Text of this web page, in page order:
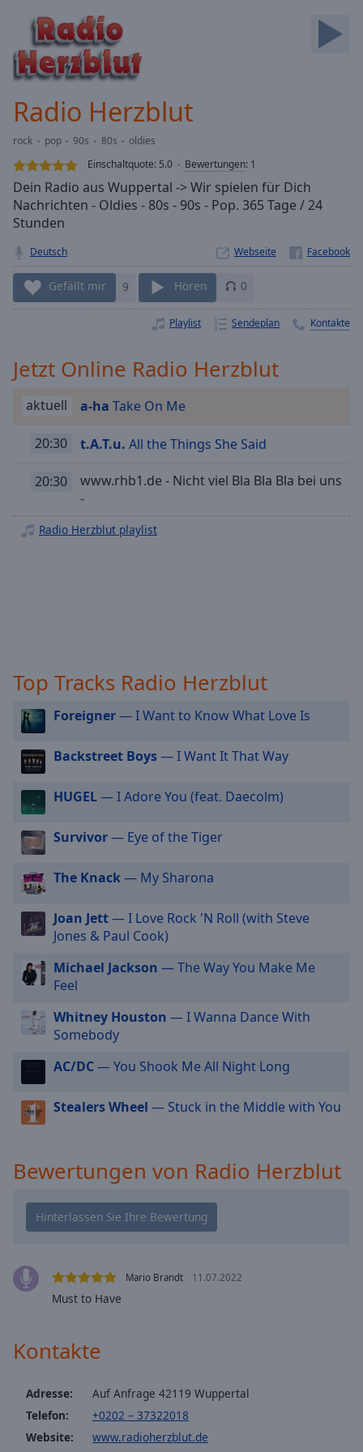
Skip
Forward
Mute
Current
Loaded :
0.00%
Stream
TypeLIVE
Seek to
currently
behind
liveLIVE
Remaining
Time-
Playback
Chapters
Descriptions
descriptions
off,
settings
dialog
subtitles
off
selected
Picture-
in-
Picture
Fullscreen
This
window.
dialog
Escape
cancel
and
window.
Color
Opacity
Background
Color
Opacity
Radio Herzblut
rock pop 90s 80s
oldies
Einschaltquote: 5.0 Bewertungen: 1
Dein Radio aus Wuppertal -> Wir spielen für Dich
Nachrichten - Oldies - 80s - 90s - Pop. 365 Tage / 24
Stunden
Deutsch Webseite
Gefällt mir 9 Hören 0
Playlist Sendeplan Kontakte
Jetzt Online Radio Herzblut
aktuell a-ha Take On Me
20:30 t.A.T.u. All the Things She Said
20:30
www.rhb1.de - Nicht viel Bla Bla Bla bei uns
-
Radio Herzblut playlist
Top Tracks Radio Herzblut
Foreigner— I Want to Know What Love Is
Backstreet Boys— I Want It That Way
HUGEL— I Adore You (feat. Daecolm)
Survivor— Eye of the Tiger
The Knack— My Sharona
Joan Jett— I Love Rock 'N Roll (with Steve
Jones & Paul Cook)
Michael Jackson — The Way You Make Me
Feel
Whitney Houston — I Wanna Dance With
Somebody
AC/DC— You Shook Me All Night Long
Stealers Wheel — Stuck in the Middle with You
Bewertungen von Radio Herzblut
Mario Brandt 11.07.2022
Must to Have
Kontakte
Adresse:
Auf Anfrage 42119 Wuppertal
Telefon:
+0202 – 37322018
Website:
www.radioherzblut.de